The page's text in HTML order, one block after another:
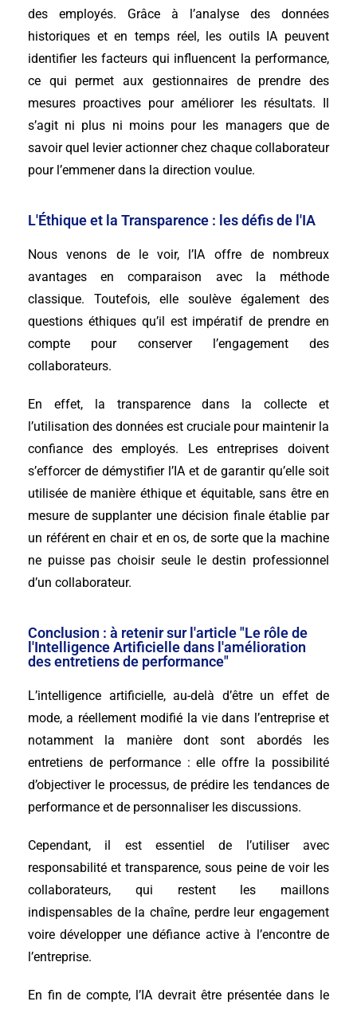
des employés. Grâce à l’analyse des données
historiques et en temps réel, les outils IA peuvent
identifier les facteurs qui influencent la performance,
ce qui permet aux gestionnaires de prendre des
mesures proactives pour améliorer les résultats. Il
s’agit ni plus ni moins pour les managers que de
savoir quel levier actionner chez chaque collaborateur
pour l’emmener dans la direction voulue.
L'Éthique et la Transparence : les défis de l'IA
Nous venons de le voir, l’IA offre de nombreux
avantages en comparaison avec la méthode
classique. Toutefois, elle soulève également des
questions éthiques qu’il est impératif de prendre en
compte pour conserver l’engagement des
collaborateurs.
En effet, la transparence dans la collecte et
l’utilisation des données est cruciale pour maintenir la
confiance des employés. Les entreprises doivent
s’efforcer de démystifier l’IA et de garantir qu’elle soit
utilisée de manière éthique et équitable, sans être en
mesure de supplanter une décision finale établie par
un référent en chair et en os, de sorte que la machine
ne puisse pas choisir seule le destin professionnel
d’un collaborateur.
Conclusion : à retenir sur l'article "Le rôle de
l'Intelligence Artificielle dans l'amélioration
des entretiens de performance"
L’intelligence artificielle, au-delà d’être un effet de
mode, a réellement modifié la vie dans l’entreprise et
notamment la manière dont sont abordés les
entretiens de performance : elle offre la possibilité
d’objectiver le processus, de prédire les tendances de
performance et de personnaliser les discussions.
Cependant, il est essentiel de l’utiliser avec
responsabilité et transparence, sous peine de voir les
collaborateurs, qui restent les maillons
indispensables de la chaîne, perdre leur engagement
voire développer une défiance active à l’encontre de
l’entreprise.
En fin de compte, l’IA devrait être présentée dans le